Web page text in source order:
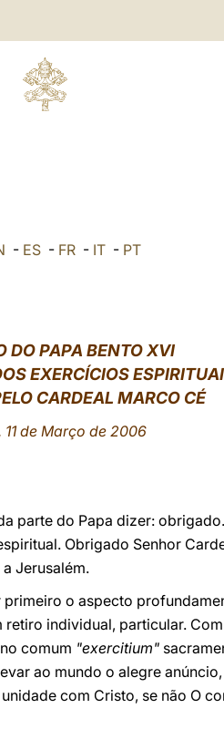
- ES - FR - IT - PT
DO PAPA BENTO XVI
EXERCÍCIOS
CARDEAL MARCO CÉ
de Março de 2006
parte do Papa dizer:
Obrigado Senhor
Jerusalém.
o aspecto
retiro individual, particular.
comum "exercitium"
ao mundo o alegre
com Cristo, se não O